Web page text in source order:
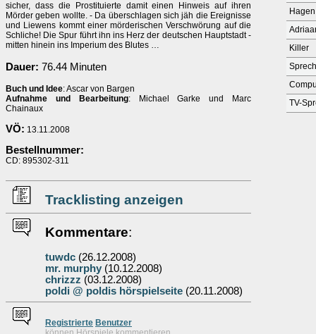
sicher, dass die Prostituierte damit einen Hinweis auf ihren
Mörder geben wollte. - Da überschlagen sich jäh die Ereignisse
und Liewens kommt einer mörderischen Verschwörung auf die
Schliche! Die Spur führt ihn ins Herz der deutschen Hauptstadt -
mitten hinein ins Imperium des Blutes …
Dauer: 76.44 Minuten
Buch und Idee: Ascar von Bargen
Aufnahme und Bearbeitung: Michael Garke und Marc
Chainaux
VÖ: 13.11.2008
Bestellnummer:
CD: 895302-311
Tracklisting anzeigen
Kommentare:
tuwdc (26.12.2008)
mr. murphy (10.12.2008)
chrizzz (03.12.2008)
poldi @ poldis hörspielseite (20.11.2008)
Registrierte Benutzer
Killer
TV-